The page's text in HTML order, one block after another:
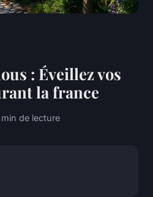
: Éveillez vos
la france
de lecture